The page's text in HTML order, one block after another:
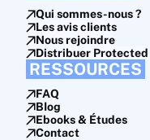
Qui sommes-nous ?
Les avis clients
Nous rejoindre
Distribuer Protected
RESSOURCES
FAQ
Blog
Ebooks & Études
Contact